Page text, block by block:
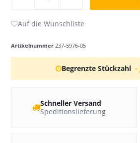
Artikelnummer 237-5976-05
Begrenzte Stückzahl -
Schneller Versand
Speditionslieferung